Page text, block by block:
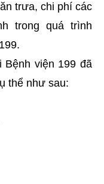
trưa, chi phí các
trong quá trình
Bệnh viện 199 đã
thể như sau: